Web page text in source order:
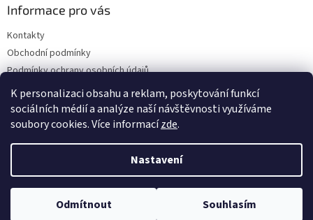
K personalizaci obsahu a reklam, poskytování funkcí
sociálních médií a analýze naší návštěvnosti využíváme
soubory cookies. Více informacízde.
Nastavení
Odmítnout Souhlasím
Informace pro vás
Kontakty
Obchodní podmínky
Podmínky ochrany osobních údajů
Dodací a platební podmínky
Copyright 2026drogerie-vanura.cz. Všechna práva vyhrazena.
Upravit nastavení cookies